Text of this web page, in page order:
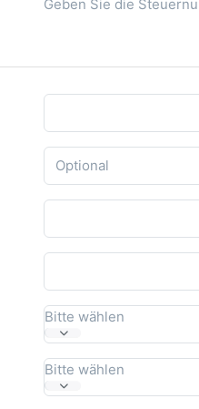
Geben Sie die
Bitte wählen
Bitte wählen